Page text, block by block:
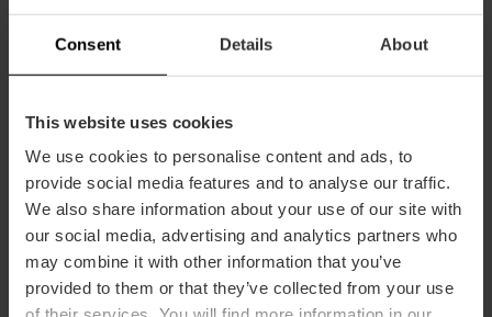
Consent Details About
This website uses cookies
We use cookies to personalise content and ads, to
provide social media features and to analyse our traffic.
We also share information about your use of our site with
our social media, advertising and analytics partners who
may combine it with other information that you’ve
provided to them or that they’ve collected from your use
Directions